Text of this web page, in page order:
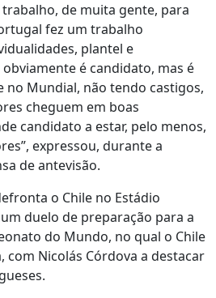
de muita gente, para
fez um trabalho
plantel e
é candidato, mas é
Mundial, não tendo castigos,
cheguem em boas
candidato a estar, pelo menos,
expressou, durante a
de antevisão.
o Chile no Estádio
duelo de preparação para a
do Mundo, no qual o Chile
com Nicolás Córdova a destacar